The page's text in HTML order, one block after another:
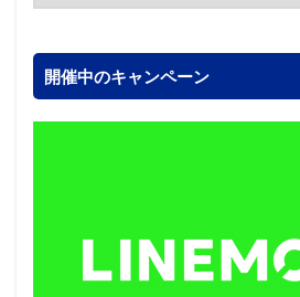
開催中のキャンペーン